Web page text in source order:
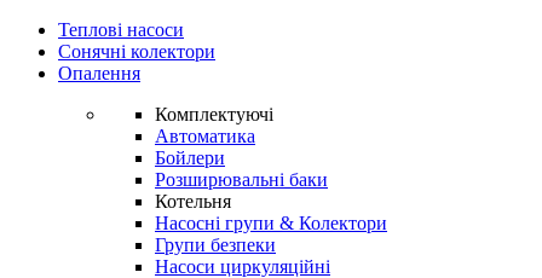
Теплові насоси
Сонячні колектори
Опалення
Комплектуючі
Автоматика
Бойлери
Розширювальні баки
Котельня
Насосні групи & Колектори
Групи безпеки
Насоси циркуляційні